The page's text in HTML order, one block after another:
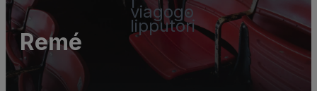
viagogo
lipputori
Remé